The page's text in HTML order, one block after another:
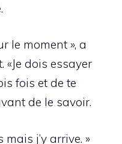
le moment », a
«Je dois essayer
fois et de te
de le savoir.
mais j’y arrive. »